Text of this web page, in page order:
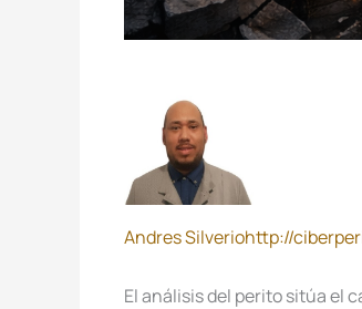
Andres Silveriohttp://
El análisis del perito sitúa el